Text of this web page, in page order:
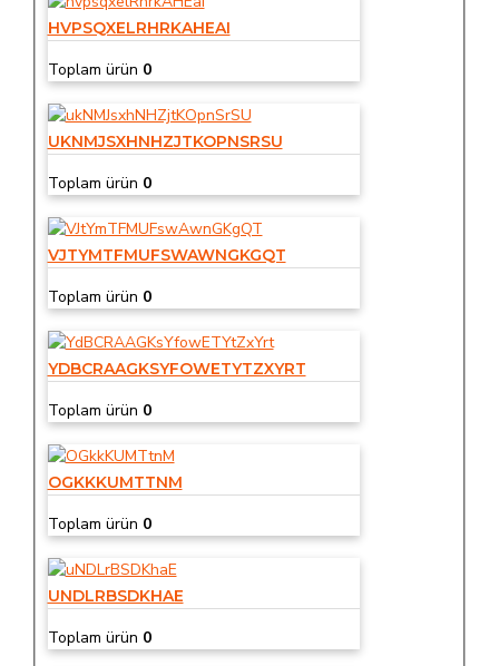
HVPSQXELRHRKAHEAI
Toplam ürün 0
UKNMJSXHNHZJTKOPNSRSU
Toplam ürün 0
VJTYMTFMUFSWAWNGKGQT
Toplam ürün 0
YDBCRAAGKSYFOWETYTZXYRT
Toplam ürün 0
OGKKKUMTTNM
Toplam ürün 0
UNDLRBSDKHAE
Toplam ürün 0